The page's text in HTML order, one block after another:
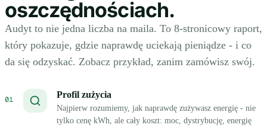
oszczędnościach.
Audyt to nie jedna liczba na maila. To 8-stronicowy raport,
który pokazuje, gdzie naprawdę uciekają pieniądze - i co
da się odzyskać. Zobacz przykład, zanim zamówisz swój.
01 Profil zużycia
Najpierw rozumiemy, jak naprawdę zużywasz energię - nie
tylko cenę kWh, ale cały koszt: moc, dystrybucję, energię